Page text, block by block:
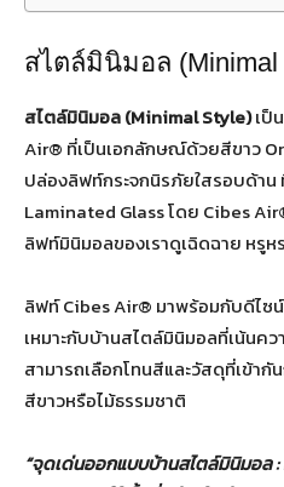
สไตล์มินิมอล (Minimal
สไตล์มินิมอล(Minimal Style)เป็
Air® ที่เป็นเอกลักษณ์ด้วยสีขาว
ปล่องลิฟท์กระจกนิรภัยใสรอบด้าน
Laminated Glass โดย Cibes
ลิฟท์มินิมอลของเราดูเฉิดฉาย หรูห
ลิฟท์ Cibes Air® มาพร้อมกับดีไซ
เหมาะกับบ้านสไตล์มินิมอลที่เน้นค
สามารถเลือกโทนสีและวัสดุที่เข้ากั
สีขาวหรือไม้ธรรมชาติ
“จุดเด่นออกแบบบ้านสไตล์มินิมอล: